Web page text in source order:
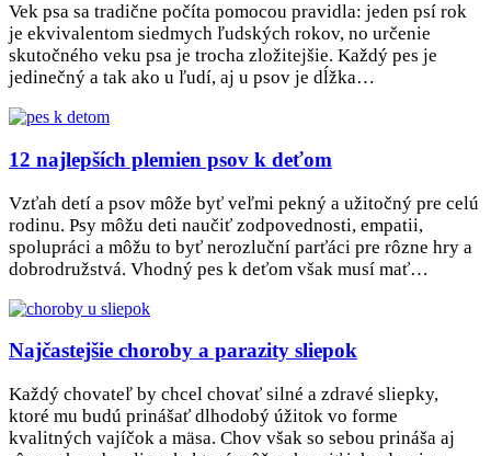
Vek psa sa tradične počíta pomocou pravidla: jeden psí rok
je ekvivalentom siedmych ľudských rokov, no určenie
skutočného veku psa je trocha zložitejšie. Každý pes je
jedinečný a tak ako u ľudí, aj u psov je dĺžka…
12 najlepších plemien psov k deťom
Vzťah detí a psov môže byť veľmi pekný a užitočný pre celú
rodinu. Psy môžu deti naučiť zodpovednosti, empatii,
spolupráci a môžu to byť nerozluční parťáci pre rôzne hry a
dobrodružstvá. Vhodný pes k deťom však musí mať…
Najčastejšie choroby a parazity sliepok
Každý chovateľ by chcel chovať silné a zdravé sliepky,
ktoré mu budú prinášať dlhodobý úžitok vo forme
kvalitných vajíčok a mäsa. Chov však so sebou prináša aj